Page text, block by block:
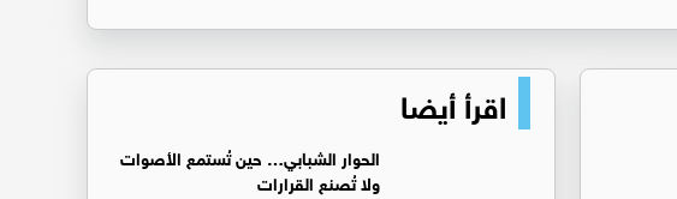
اقرأ أيضا
الحوار الشبابي… حين تُستمع الأصوات
ولا تُصنع القرارات